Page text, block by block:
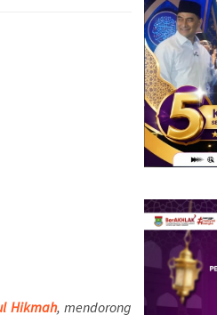
Hikmah, mendorong